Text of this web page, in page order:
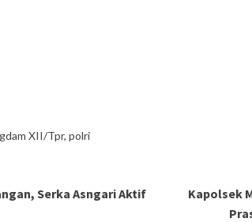
XII/Tpr, polri
Serka Asngari Aktif
Kapolsek